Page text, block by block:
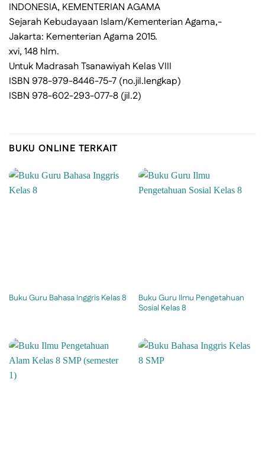
INDONESIA, KEMENTERIAN AGAMA
Sejarah Kebudayaan Islam/Kementerian Agama,-
Jakarta: Kementerian Agama 2015.
xvi, 148 hlm.
Untuk Madrasah Tsanawiyah Kelas VIII
ISBN 978-979-8446-75-7 (no.jil.lengkap)
ISBN 978-602-293-077-8 (jil.2)
BUKU ONLINE TERKAIT
Buku Guru Bahasa Inggris Kelas 8
Buku Guru Ilmu Pengetahuan
Sosial Kelas 8